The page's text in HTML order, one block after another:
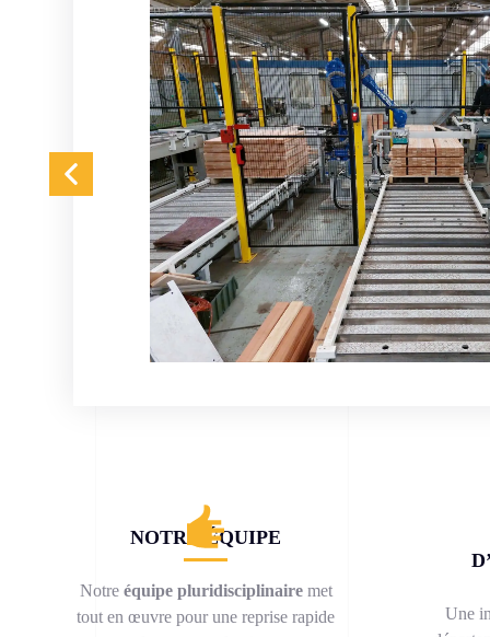
NOTRE ÉQUIPE
Notre équipe pluridisciplinairemet
tout en œuvre pour une reprise rapide
Une